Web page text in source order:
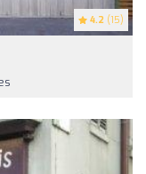
4.2 (15)